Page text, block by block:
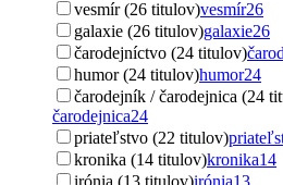
vesmír (26 titulov)vesmír26
galaxie (26 titulov)galaxie26
čarodejníctvo (24 titulov)
humor (24 titulov)humor24
čarodejník / čarodejnica (24
čarodejnica24
priateľstvo (22 titulov)
kronika (14 titulov)kronika14
irónia (13 titulov)irónia13